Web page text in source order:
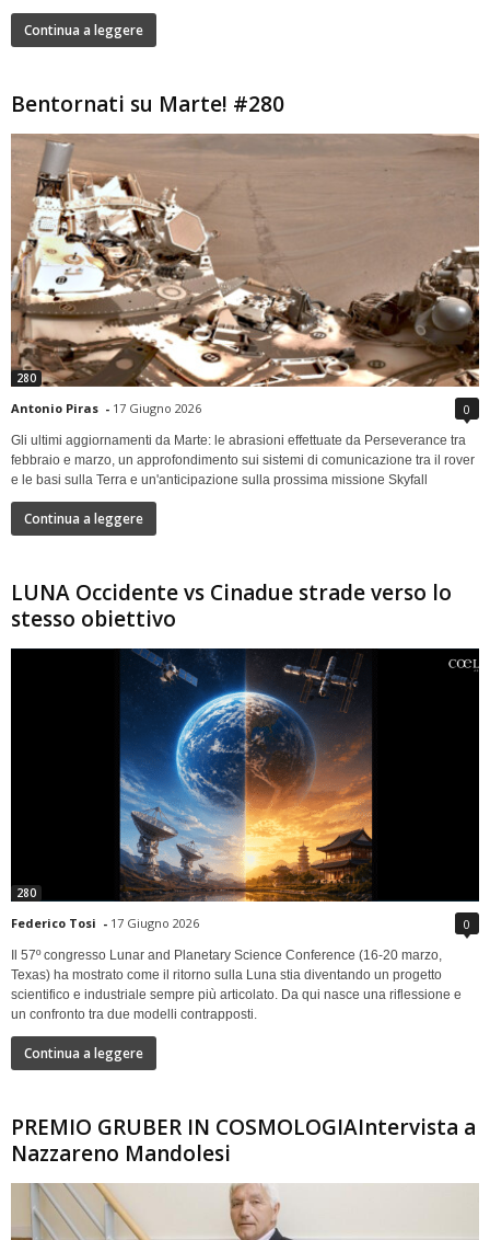
Continua a leggere
Bentornati su Marte! #280
280
Antonio Piras - 17 Giugno 2026 0
Gli ultimi aggiornamenti da Marte: le abrasioni effettuate da Perseverance tra
febbraio e marzo, un approfondimento sui sistemi di comunicazione tra il rover
e le basi sulla Terra e un'anticipazione sulla prossima missione Skyfall
Continua a leggere
LUNA Occidente vs Cinadue strade verso lo
stesso obiettivo
280
Federico Tosi - 17 Giugno 2026 0
Il 57º congresso Lunar and Planetary Science Conference (16-20 marzo,
Texas) ha mostrato come il ritorno sulla Luna stia diventando un progetto
scientifico e industriale sempre più articolato. Da qui nasce una riflessione e
un confronto tra due modelli contrapposti.
Continua a leggere
PREMIO GRUBER IN COSMOLOGIAIntervista a
Nazzareno Mandolesi